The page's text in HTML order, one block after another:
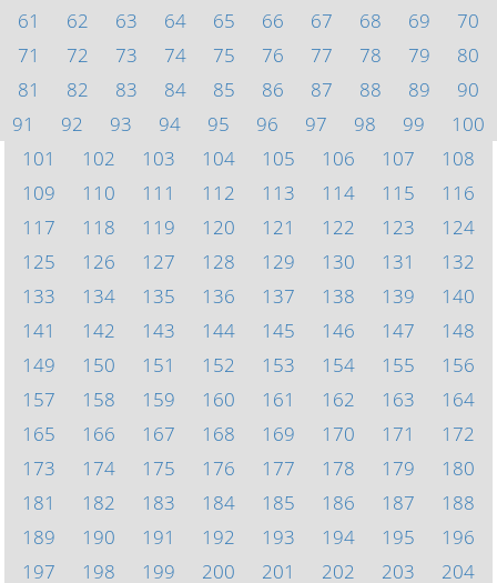
61
62 63 64 65 66 67 68 69
70
71
72 73 74 75 76 77 78 79
80
81
82 83 84 85 86 87 88 89
90
91
92 93 94 95 96 97 98 99
100
101
102 103 104 105 106 107
108
109
110 111 112 113 114 115
116
117
118 119 120 121 122 123
124
125
126 127 128 129 130 131
132
133
134 135 136 137 138 139
140
141
142 143 144 145 146 147
148
149
150 151 152 153 154 155
156
157
158 159 160 161 162 163
164
165
166 167 168 169 170 171
172
173
174 175 176 177 178 179
180
181
182 183 184 185 186 187
188
189
190 191 192 193 194 195
196
197
198 199 200 201 202 203 204